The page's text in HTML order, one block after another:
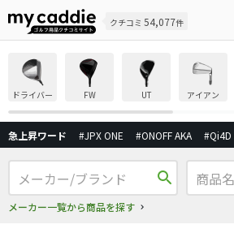
クチコミ 54,077件
ドライバー FW UT アイアン
急上昇ワード #JPX ONE #ONOFF AKA #Qi4D
search
メーカー一覧から商品を探す